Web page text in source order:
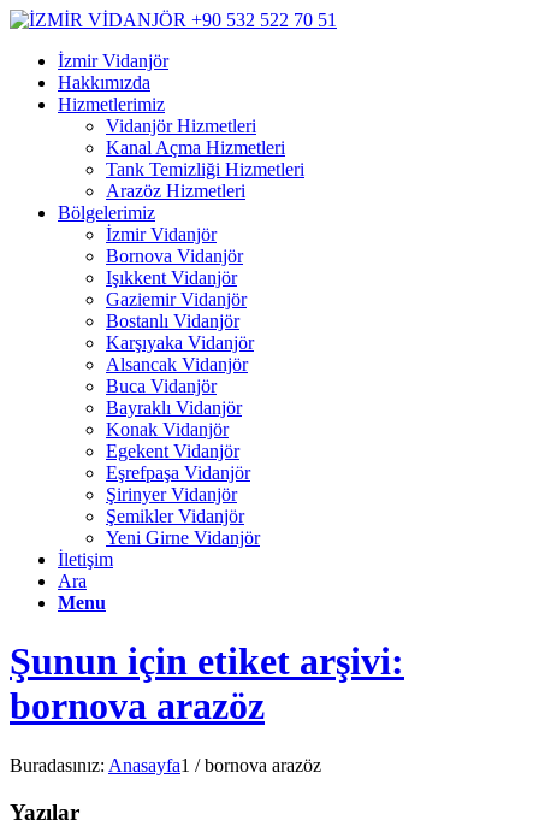
İzmir Vidanjör
Hakkımızda
Hizmetlerimiz
Vidanjör Hizmetleri
Kanal Açma Hizmetleri
Tank Temizliği Hizmetleri
Arazöz Hizmetleri
Bölgelerimiz
İzmir Vidanjör
Bornova Vidanjör
Işıkkent Vidanjör
Gaziemir Vidanjör
Bostanlı Vidanjör
Karşıyaka Vidanjör
Alsancak Vidanjör
Buca Vidanjör
Bayraklı Vidanjör
Konak Vidanjör
Egekent Vidanjör
Eşrefpaşa Vidanjör
Şirinyer Vidanjör
Şemikler Vidanjör
Yeni Girne Vidanjör
İletişim
Ara
Menu
Şunun için etiket arşivi:
bornova arazöz
Buradasınız: Anasayfa1 / bornova arazöz
Yazılar